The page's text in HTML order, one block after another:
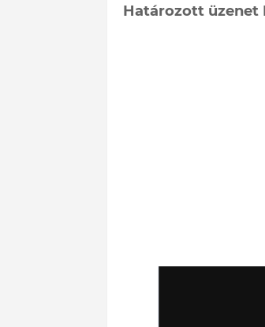
Határozott üzenet